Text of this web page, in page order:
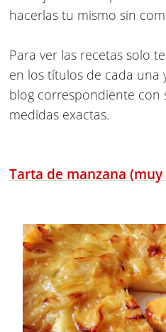
hacerlas tu mismo sin
Para ver las recetas solo
en los títulos de cada una
blog correspondiente con
medidas exactas.
Tarta de manzana (muy